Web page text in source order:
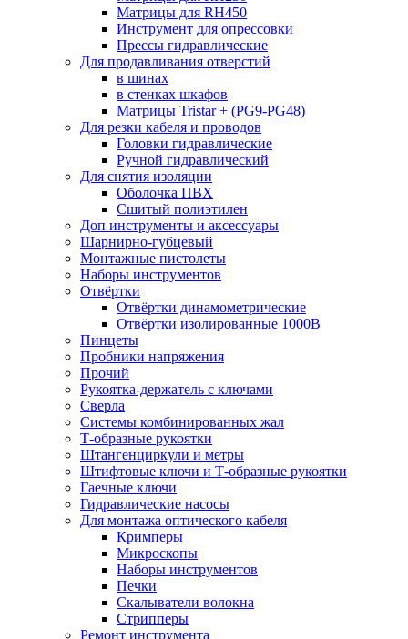
Матрицы для RH450
Инструмент для опрессовки
Прессы гидравлические
Для продавливания отверстий
в шинах
в стенках шкафов
Матрицы Tristar + (PG9-PG48)
Для резки кабеля и проводов
Головки гидравлические
Ручной гидравлический
Для снятия изоляции
Оболочка ПВХ
Сшитый полиэтилен
Доп инструменты и аксессуары
Шарнирно-губцевый
Монтажные пистолеты
Наборы инструментов
Отвёртки
Отвёртки динамометрические
Отвёртки изолированные 1000В
Пинцеты
Пробники напряжения
Прочий
Рукоятка-держатель с ключами
Сверла
Системы комбинированных жал
Т-образные рукоятки
Штангенциркули и метры
Штифтовые ключи и Т-образные рукоятки
Гаечные ключи
Гидравлические насосы
Для монтажа оптического кабеля
Кримперы
Микроскопы
Наборы инструментов
Печки
Скалыватели волокна
Стрипперы
Ремонт инструмента